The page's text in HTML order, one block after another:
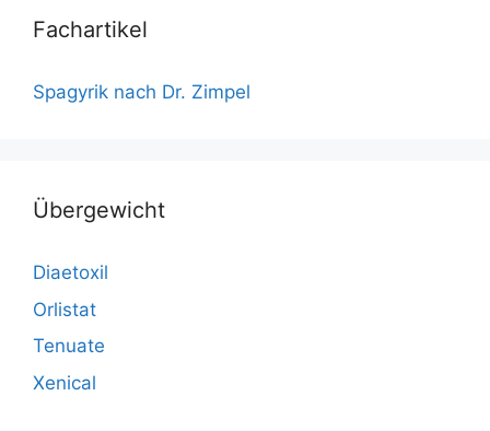
Fachartikel
Spagyrik nach Dr. Zimpel
Übergewicht
Diaetoxil
Orlistat
Tenuate
Xenical